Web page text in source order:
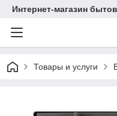
Интернет-магазин
Товары и услуги